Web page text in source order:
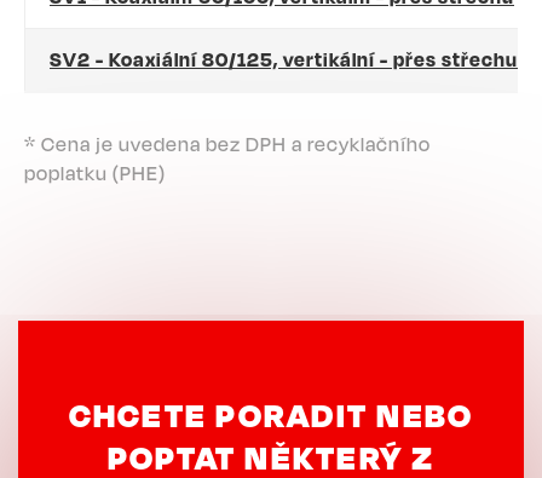
SV2 - Koaxiální 80/125, vertikální - přes střechu
* Cena je uvedena bez DPH a recyklačního
poplatku (PHE)
CHCETE PORADIT NEBO
POPTAT NĚKTERÝ Z